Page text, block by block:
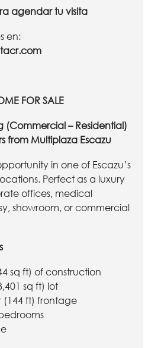
agendar tu visita
en:
FOR SALE
(Commercial – Residential)
from Multiplaza Escazu
in one of Escazu’s
Perfect as a luxury
offices, medical
showroom, or commercial
sq ft) of construction
sq ft) lot
(144 ft) frontage